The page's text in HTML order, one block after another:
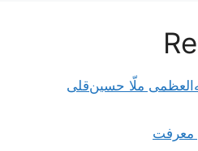
ملّا حسین‌قلی
معرفت